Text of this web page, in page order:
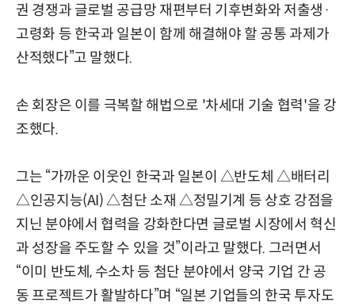
권 경쟁과 글로벌 공급망 재편부터 기후변화와 저출생·
고령화 등 한국과 일본이 함께 해결해야 할 공통 과제가
산적했다”고 말했다.
손 회장은 이를 극복할 해법으로 '차세대 기술 협력'을 강
조했다.
그는 “가까운 이웃인 한국과 일본이 △반도체 △배터리
△인공지능(AI) △첨단 소재 △정밀기계 등 상호 강점을
지닌 분야에서 협력을 강화한다면 글로벌 시장에서 혁신
과 성장을 주도할 수 있을 것”이라고 말했다. 그러면서
“이미 반도체, 수소차 등 첨단 분야에서 양국 기업 간 공
동 프로젝트가 활발하다”며 “일본 기업들의 한국 투자도